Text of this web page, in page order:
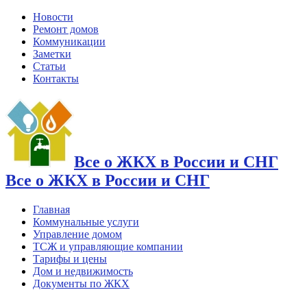
Новости
Ремонт домов
Коммуникации
Заметки
Статьи
Контакты
Все о ЖКХ в России и СНГ
Все о ЖКХ в России и СНГ
Главная
Коммунальные услуги
Управление домом
ТСЖ и управляющие компании
Тарифы и цены
Дом и недвижимость
Документы по ЖКХ